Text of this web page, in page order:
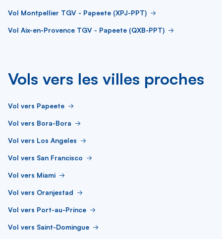
Vol Montpellier TGV - Papeete (XPJ-PPT)
Vol Aix-en-Provence TGV - Papeete (QXB-PPT)
Vols vers les villes proches
Vol vers Papeete
Vol vers Bora-Bora
Vol vers Los Angeles
Vol vers San Francisco
Vol vers Miami
Vol vers Oranjestad
Vol vers Port-au-Prince
Vol vers Saint-Domingue